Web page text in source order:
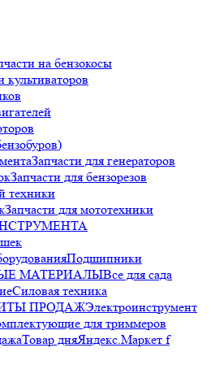
на бензокосы
культиваторов
Запчасти для генераторов
Запчасти для бензорезов
техники
Запчасти для мототехники
Подшипники
МАТЕРИАЛЫВсе для сада
Силовая техника
ПРОДАЖЭлектроинструмент
для триммеров
Товар дняЯндекс.Маркет f